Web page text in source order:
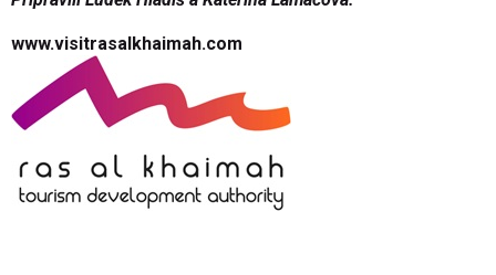
www.visitrasalkhaimah.com